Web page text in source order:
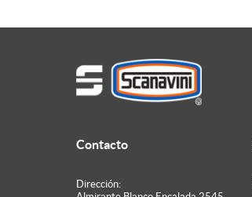
Contacto
Dirección: